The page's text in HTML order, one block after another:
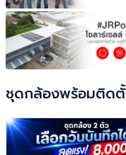
ชุดกล้องพร้อมติด